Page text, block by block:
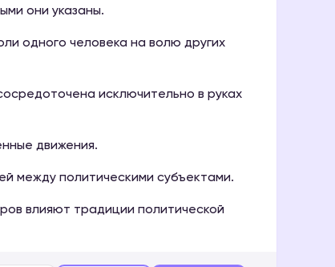
они указаны.
одного человека на волю других
исключительно в руках
движения.
между политическими субъектами.
влияют традиции политической